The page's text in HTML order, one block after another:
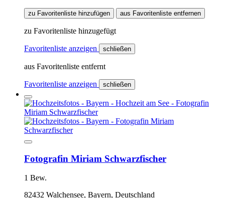
zu Favoritenliste hinzufügen aus Favoritenliste entfernen
zu Favoritenliste hinzugefügt
Favoritenliste anzeigen schließen
aus Favoritenliste entfernt
Favoritenliste anzeigen schließen
Fotografin Miriam Schwarzfischer
1 Bew.
82432 Walchensee, Bayern, Deutschland